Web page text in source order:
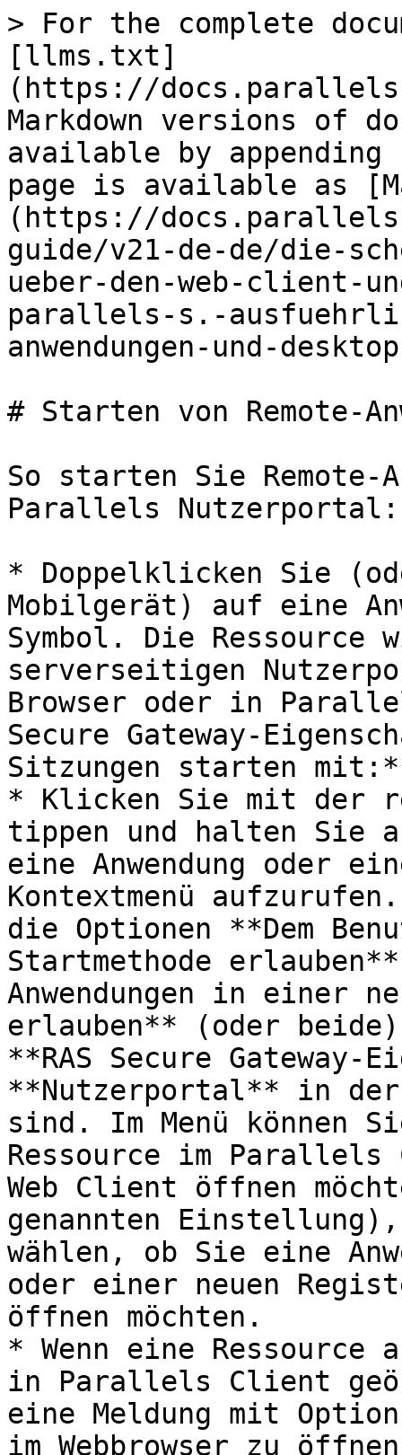
> For the complete
[llms.txt]
(https://
Markdown versions of
available by
page is available as
(https://
guide/v21-de-de/die-
ueber-den-web-client-
parallels-s.-
anwendungen-und-
# Starten von Remote-
So starten Sie Remote-
Parallels Nutzerportal:
* Doppelklicken Sie
Mobilgerät) auf eine
Symbol. Die Ressource
serverseitigen
Browser oder in
Secure Gateway-
Sitzungen starten
* Klicken Sie mit der
tippen und halten Sie
eine Anwendung oder
Kontextmenü
die Optionen **Dem
Startmethode
Anwendungen in einer
erlauben** (oder
**RAS Secure Gateway-
**Nutzerportal** in
sind. Im Menü können
Ressource im
Web Client öffnen
genannten
wählen, ob Sie eine
oder einer neuen
öffnen möchten.
* Wenn eine
in Parallels Client
eine Meldung mit
im Webbrowser zu